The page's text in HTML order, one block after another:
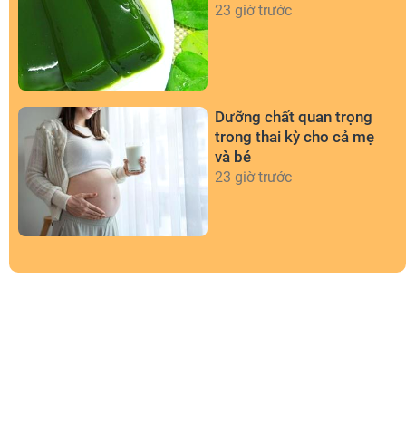
23 giờ trước
Dưỡng chất quan trọng
trong thai kỳ cho cả mẹ
và bé
23 giờ trước